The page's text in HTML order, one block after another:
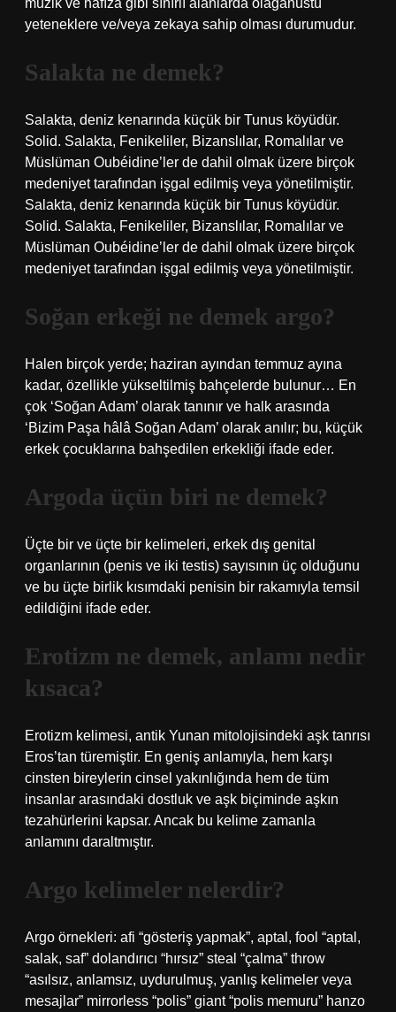
müzik ve hafıza gibi sınırlı alanlarda olağanüstü
yeteneklere ve/veya zekaya sahip olması durumudur.
Salakta ne demek?
Salakta, deniz kenarında küçük bir Tunus köyüdür.
Solid. Salakta, Fenikeliler, Bizanslılar, Romalılar ve
Müslüman Oubéidine’ler de dahil olmak üzere birçok
medeniyet tarafından işgal edilmiş veya yönetilmiştir.
Salakta, deniz kenarında küçük bir Tunus köyüdür.
Solid. Salakta, Fenikeliler, Bizanslılar, Romalılar ve
Müslüman Oubéidine’ler de dahil olmak üzere birçok
medeniyet tarafından işgal edilmiş veya yönetilmiştir.
Soğan erkeği ne demek argo?
Halen birçok yerde; haziran ayından temmuz ayına
kadar, özellikle yükseltilmiş bahçelerde bulunur… En
çok ‘Soğan Adam’ olarak tanınır ve halk arasında
‘Bizim Paşa hâlâ Soğan Adam’ olarak anılır; bu, küçük
erkek çocuklarına bahşedilen erkekliği ifade eder.
Argoda üçün biri ne demek?
Üçte bir ve üçte bir kelimeleri, erkek dış genital
organlarının (penis ve iki testis) sayısının üç olduğunu
ve bu üçte birlik kısımdaki penisin bir rakamıyla temsil
edildiğini ifade eder.
Erotizm ne demek, anlamı nedir
kısaca?
Erotizm kelimesi, antik Yunan mitolojisindeki aşk tanrısı
Eros’tan türemiştir. En geniş anlamıyla, hem karşı
cinsten bireylerin cinsel yakınlığında hem de tüm
insanlar arasındaki dostluk ve aşk biçiminde aşkın
tezahürlerini kapsar. Ancak bu kelime zamanla
anlamını daraltmıştır.
Argo kelimeler nelerdir?
Argo örnekleri: afi “gösteriş yapmak”, aptal, fool “aptal,
salak, saf” dolandırıcı “hırsız” steal “çalma” throw
“asılsız, anlamsız, uydurulmuş, yanlış kelimeler veya
mesajlar” mirrorless “polis” giant “polis memuru” hanzo